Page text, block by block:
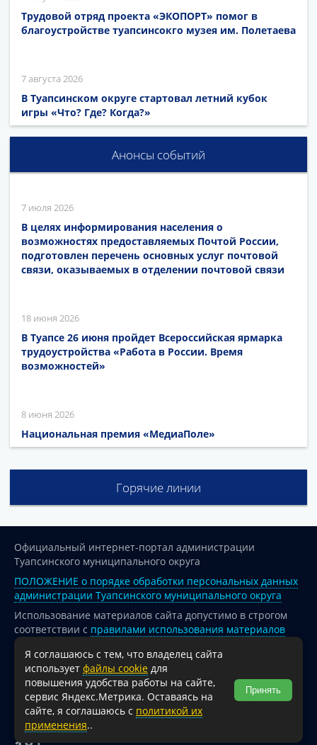
Трудовой отряд проекта «ЭКОПОРТ» помог в
благоустройстве туапсинсокго музея им. Полетаева
7 августа 2026
В Туапсинском округе стартовал летний кубок
игры «Что? Где? Когда?»
Анонсы событий
7 июля 2026
В целях информирования населения о
возможностях предоставляемых Почтой России,
подготовлен перечень основных услуг почтовой
связи, оказываемых в отделении почтовой связи
18 июня 2026
В Туапсе 26 июня пройдет Всероссийская ярмарка
трудоустройства «Работа в России. Время
возможностей»
8 июня 2026
Национальная премия «МедиаПоле»
Горячие линии
Официальный интернет-портал администрации
Туапсинского муниципального округа
ПОЛОЖЕНИЕ о порядке обработки персональных данных
администрации Туапсинского муниципального округа
Использование материалов сайта допустимо в строгом
соответствии с правилами использования материалов
опубликованных на сайте
При перепечатке и использовании информации ссылка
на источник обязательна.
Для сайтов и страниц сети Интернет обязательна
активная гиперссылка на официальный интернет-портал
администрации Туапсинского муниципального округа.
Я соглашаюсь с тем, что владелец сайта
использует файлы cookie для
повышения удобства работы на сайте,
сервис Яндекс.Метрика. Оставаясь на
сайте, я соглашаюсь с политикой их
применения..
Принять